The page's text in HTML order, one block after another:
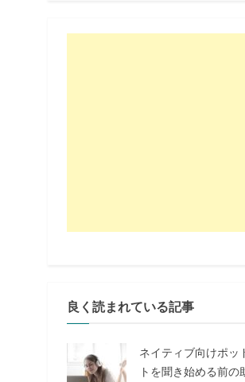
良く読まれている記事
ネイティブ向けポッ
トを聞き始める前の